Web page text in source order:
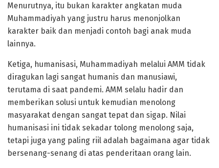
Menurutnya, itu bukan karakter angkatan muda
Muhammadiyah yang justru harus menonjolkan
karakter baik dan menjadi contoh bagi anak muda
lainnya.
Ketiga, humanisasi, Muhammadiyah melalui AMM tidak
diragukan lagi sangat humanis dan manusiawi,
terutama di saat pandemi. AMM selalu hadir dan
memberikan solusi untuk kemudian menolong
masyarakat dengan sangat tepat dan sigap. Nilai
humanisasi ini tidak sekadar tolong menolong saja,
tetapi juga yang paling riil adalah bagaimana agar tidak
bersenang-senang di atas penderitaan orang lain.